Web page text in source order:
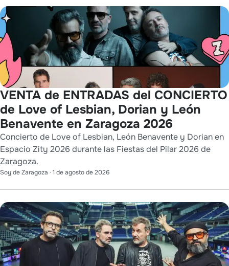
VENTA de ENTRADAS del CONCIERTO
de Love of Lesbian, Dorian y León
Benavente en Zaragoza 2026
Concierto de Love of Lesbian, León Benavente y Dorian en
Espacio Zity 2026 durante las Fiestas del Pilar 2026 de
Zaragoza.
Soy de Zaragoza · 1 de agosto de 2026